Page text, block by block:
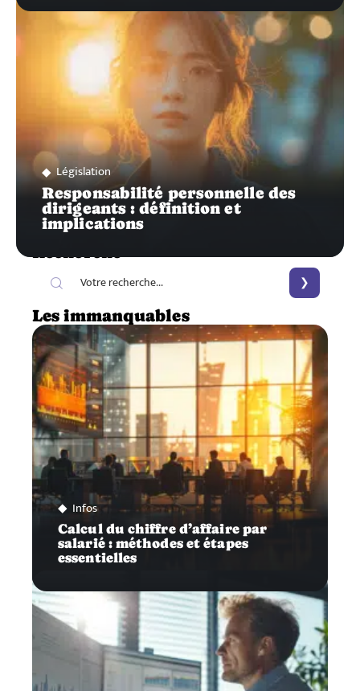
Législation
Responsabilité personnelle des
dirigeants : définition et
implications
Recherche
Les immanquables
Infos
Calcul du chiffre d’affaire par
salarié : méthodes et étapes
essentielles